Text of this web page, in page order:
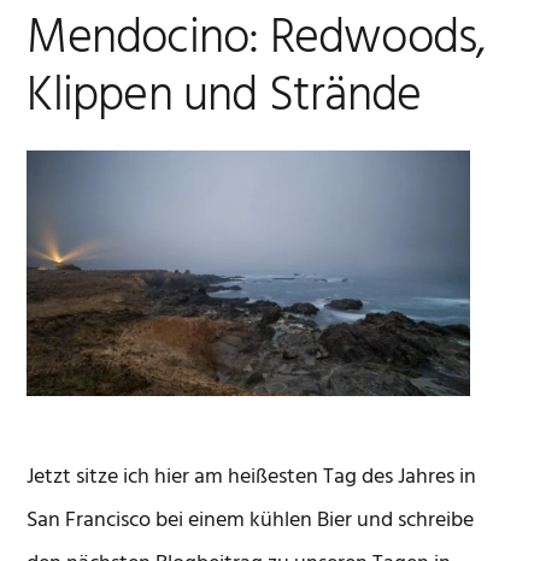
Mendocino: Redwoods,
Klippen und Strände
Jetzt sitze ich hier am heißesten Tag des Jahres in
San Francisco bei einem kühlen Bier und schreibe